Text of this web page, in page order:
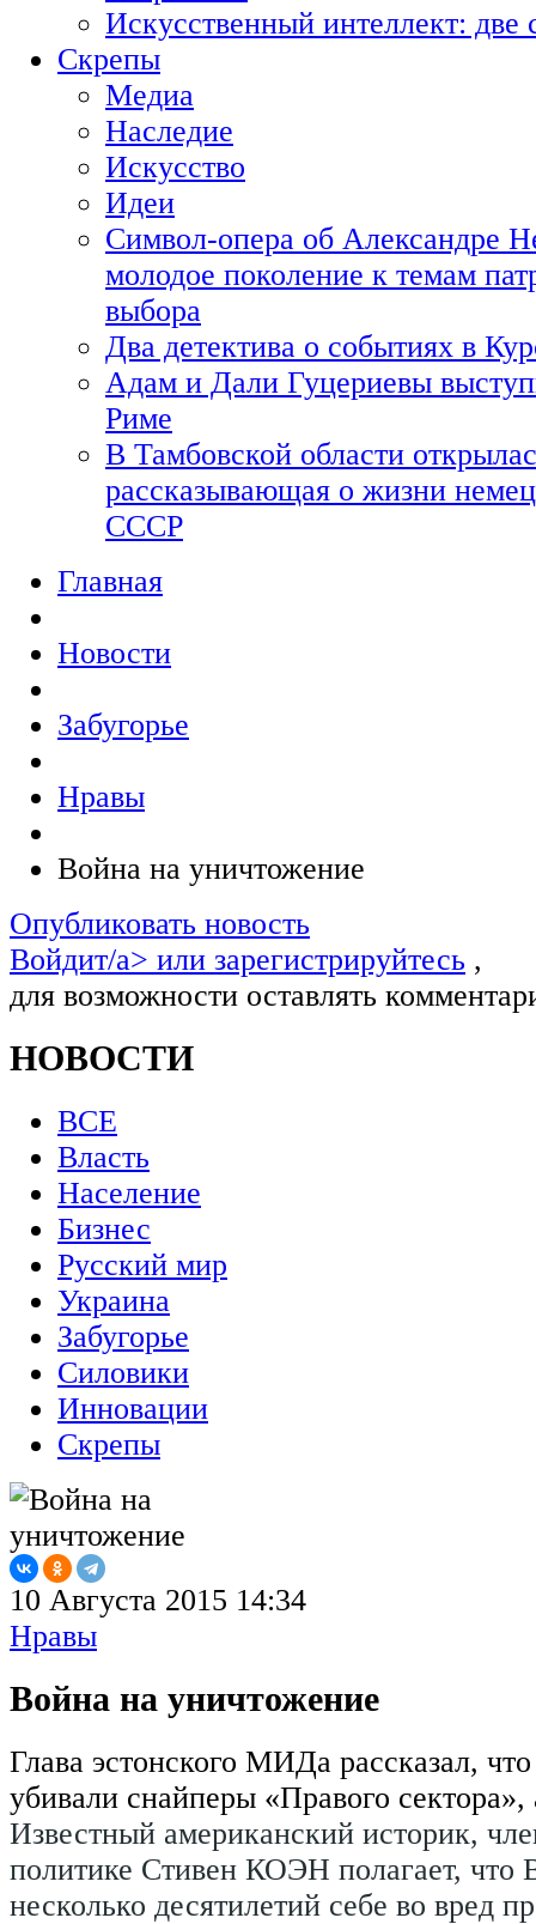
Искусственный интеллект:
Скрепы
Медиа
Наследие
Искусство
Идеи
Символ-опера об Александре
молодое поколение к темам
выбора
Два детектива о событиях в
Адам и Дали Гуцериевы
Риме
В Тамбовской области
рассказывающая о жизни
СССР
Главная
Новости
Забугорье
Нравы
Война на уничтожение
Опубликовать новость
Войдит/a> или зарегистрируйтесь ,
для возможности оставлять
НОВОСТИ
ВСЕ
Власть
Население
Бизнес
Русский мир
Украина
Забугорье
Силовики
Инновации
Скрепы
10 Августа 2015 14:34
Нравы
Война на уничтожение
Глава эстонского МИДа рассказал,
убивали снайперы «Правого
Известный американский историк,
политике Стивен КОЭН полагает, что
несколько десятилетий себе во вред